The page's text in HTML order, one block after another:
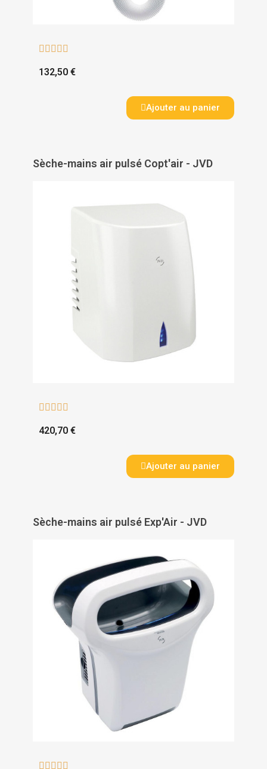
    
132,50 €
Ajouter au panier
Sèche-mains air pulsé Copt'air - JVD
    
420,70 €
Ajouter au panier
Sèche-mains air pulsé Exp'Air - JVD
    